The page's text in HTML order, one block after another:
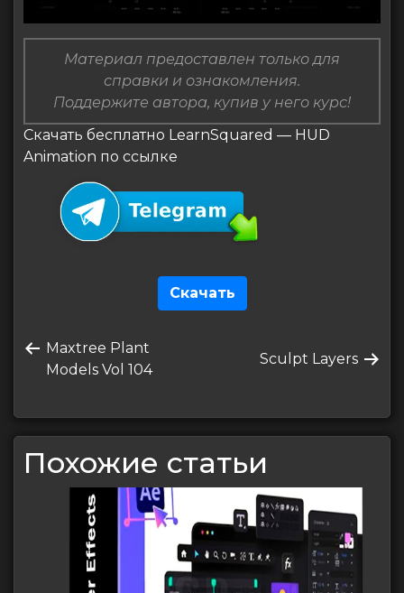
Материал предоставлен только для
справки и ознакомления.
Поддержите автора, купив у него курс!
Скачать бесплатно LearnSquared — HUD
Animation по ссылке
Скачать
поПредыдущая
запись
Maxtree Plant
Models Vol 104
Следующая
Sculpt Layers
Похожие статьи